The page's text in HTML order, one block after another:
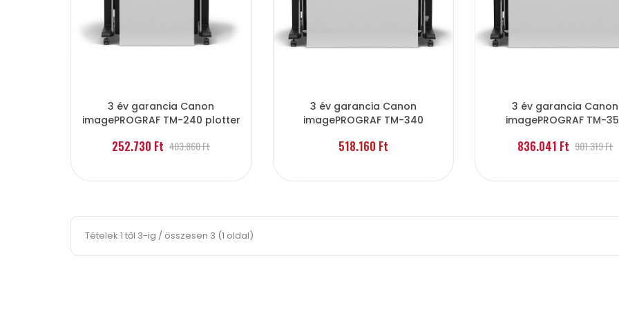
3 év garancia Canon
imagePROGRAF TM-240 plotter
252.730 Ft 403.860 Ft
3 év garancia Canon
imagePROGRAF TM-340
518.160 Ft
3 év garancia Canon
imagePROGRAF TM-
836.041 Ft 901.319 Ft
Tételek 1 től 3-ig / összesen 3 (1 oldal)